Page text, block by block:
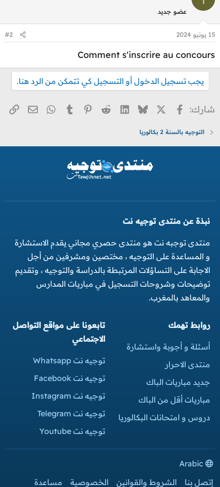
عضو جديد
15 يونيو 2024 #2
Comment s'inscrire au concours
يجب تسجيل الدخول أو التسجيل كي تتمكن من الرد هنا.
شارك: فيسبوك
X
Bluesky
LinkedIn
Reddit
Pinterest
Tumblr
WhatsApp
البريد
التوجيه بالسنة 2 بكالوريا
نبذة عن منتدى توجيه نت
منتدى توجبه نت هو منتدى حصري مجاني يقدم الاستشارة
و المساعدة على التوجيه ، مختصين ومشرفين من أجل
الاجابة على التساؤلات المرتبطة بالدراسة والتوجيه ، وتقديم
توضيحات وشروحات التسجيل في مباريات المدارس
والمعاهد بالمغرب.
روابط تهمك
أسئلة و أجوبة واستشارة
منتدى الاحرار
جديد مباريات الباك
مباريات أقل من الباك
دروس و امتحانات البكالوريا
تابعونا على مواقع التواصل
الاجتماعي
توجيه نت Whatsapp
توجيه نت Facebook
توجيه نت Instagram
توجيه نت Telegram
توجيه نت Youtube
إتصل بنا
الشروط والقوانين الخصوصية مساعدة